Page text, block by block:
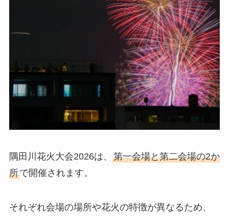
隅田川花火大会2026は、 第一会場と第二会場の2か
所で開催されます。
それぞれ会場の場所や花火の特徴が異なるため、